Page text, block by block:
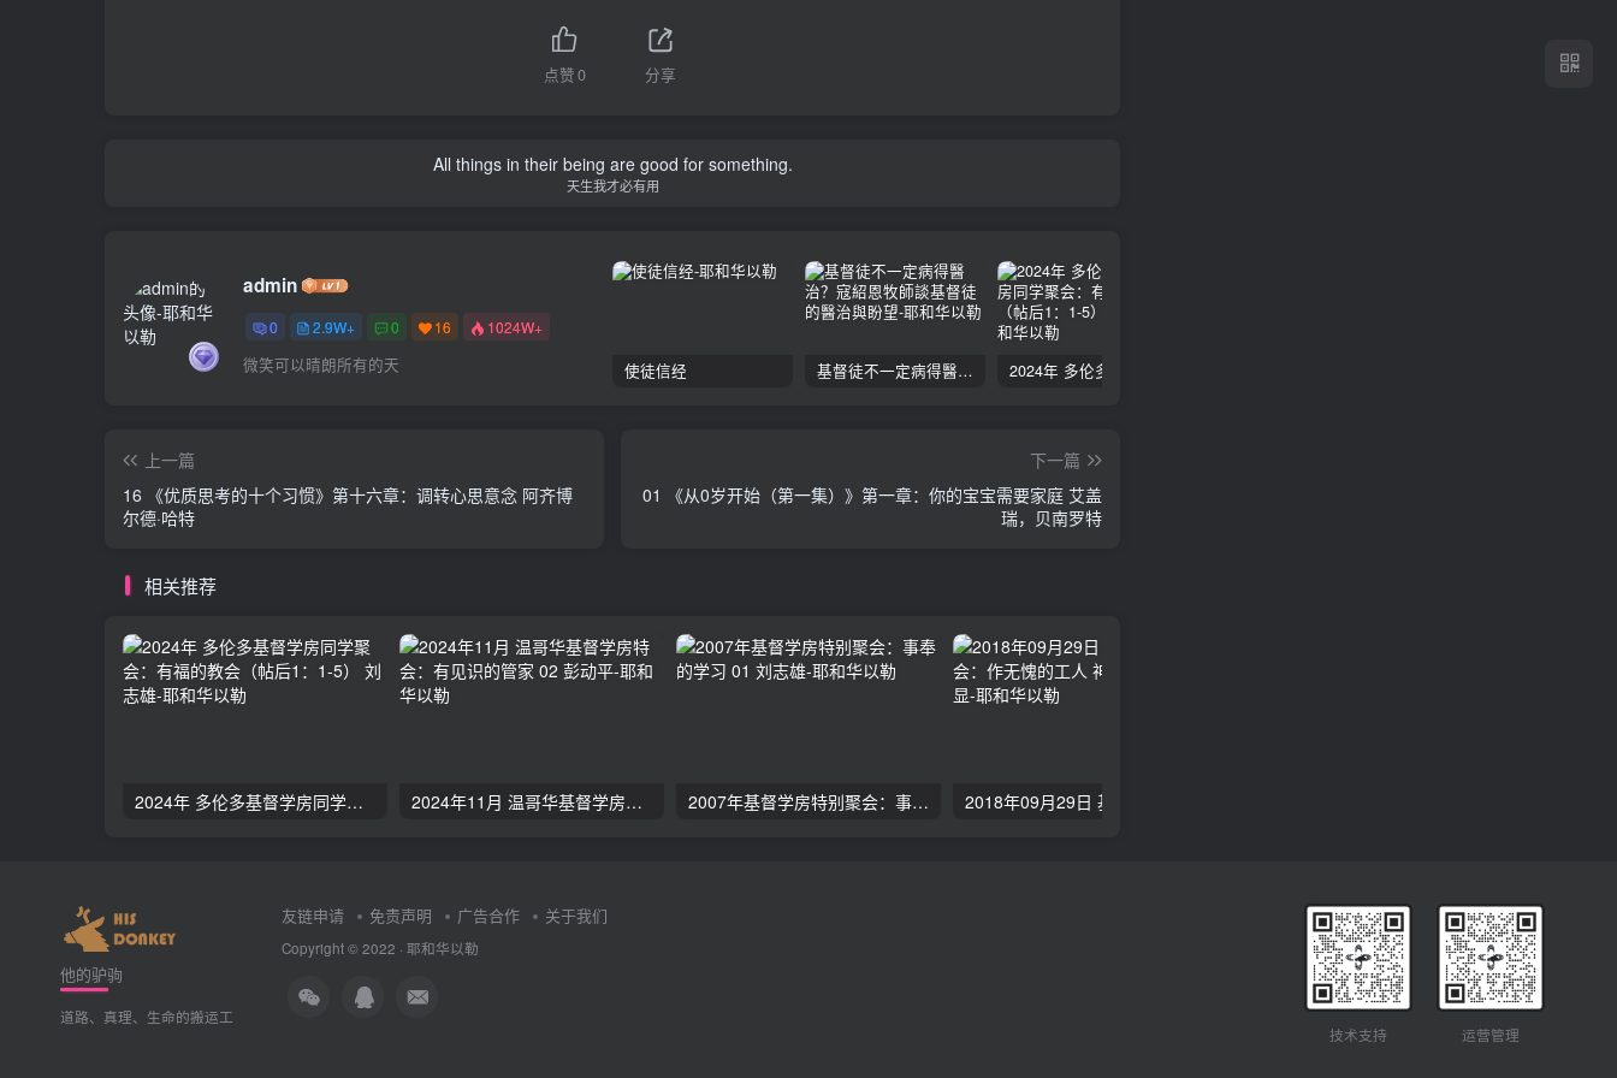
点赞0 分享
All things in their being are good for something.
天生我才必有用
admin
0 2.9W+ 0 16 1024W+
微笑可以晴朗所有的天 使徒信经 基督徒不一定病得醫治？寇紹恩牧師談基督徒的醫治與盼望
上一篇
16 《优质思考的十个习惯》第十六章：调转心思意念 阿齐博
尔德·哈特
下一篇
01 《从0岁开始（第一集）》第一章：你的宝宝需要家庭 艾盖
瑞，贝南罗特
相关推荐
2024年 多伦多基督学房同学聚会：有福的教会（帖后1：1-5） 刘志雄 2024年11月 温哥华基督学房特会：有见识的管家 02 彭动平 2007年基督学房特别聚会：事奉的学习 01 刘志雄
他的驴驹
道路、真理、生命的搬运工
友链申请 免责声明 广告合作 关于我们
Copyright © 2022 · 耶和华以勒
技术支持 运营管理